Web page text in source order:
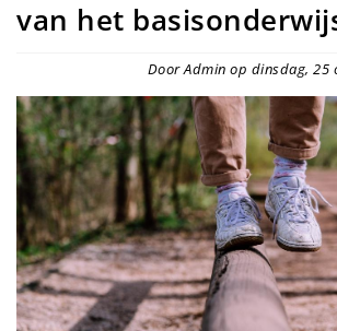
van het
Door Admin op dinsdag, 25